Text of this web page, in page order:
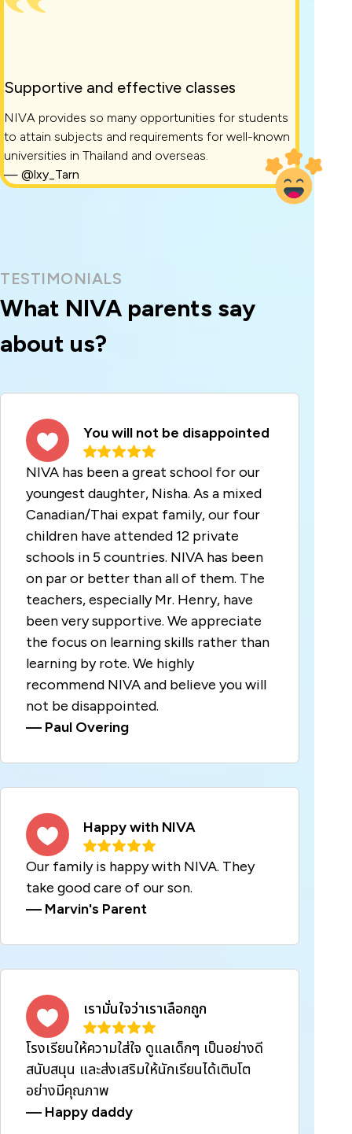
Supportive and effective classes
NIVA provides so many opportunities for students
to attain subjects and requirements for well-known
universities in Thailand and overseas.
— @lxy_Tarn
TESTIMONIALS
What NIVA parents say
about us?
You will not be disappointed
NIVA has been a great school for our
youngest daughter, Nisha. As a mixed
Canadian/Thai expat family, our four
children have attended 12 private
schools in 5 countries. NIVA has been
on par or better than all of them. The
teachers, especially Mr. Henry, have
been very supportive. We appreciate
the focus on learning skills rather than
learning by rote. We highly
recommend NIVA and believe you will
not be disappointed.
— Paul Overing
Happy with NIVA
Our family is happy with NIVA. They
take good care of our son.
— Marvin's Parent
เรามั่นใจว่าเราเลือกถูก
โรงเรียนให้ความใส่ใจ ดูแลเด็กๆ เป็นอย่างดี
สนับสนุน และส่งเสริมให้นักเรียนได้เติบโต
อย่างมีคุณภาพ
— Happy daddy